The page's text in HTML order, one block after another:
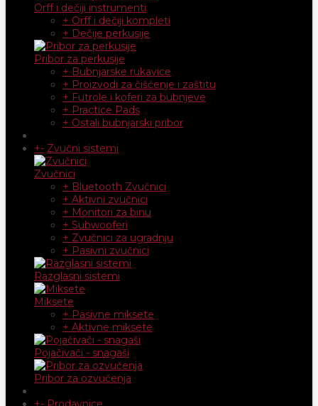
Orff i dečiji instrumenti
+ Orff i dečiji kompleti
+ Dečije perkusije
Pribor za perkusije
+ Bubnjarske rukavice
+ Proizvodi za čišćenje i zaštitu
+ Futrole i koferi za bubnjeve
+ Practice Pads
+ Ostali bubnjarski pribor
+- Zvučni sistemi
Zvučnici
+ Bluetooth Zvučnici
+ Aktivni zvučnici
+ Monitori za binu
+ Subwooferi
+ Zvučnici za ugradnju
+ Pasivni zvučnici
Razglasni sistemi
Miksete
+ Pasivne miksete
+ Aktivne miksete
Pojačivači - snagaši
Pribor za ozvučenja